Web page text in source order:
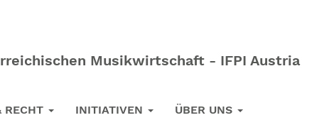
Musikwirtschaft - IFPI Austria
RECHT INITIATIVEN ÜBER UNS